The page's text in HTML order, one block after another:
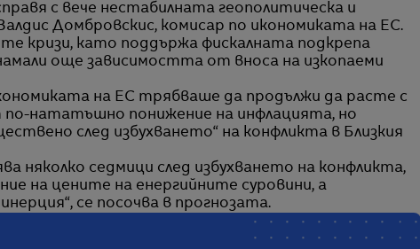
с вече нестабилната геополитическа и
Домбровскис, комисар по икономиката на ЕС.
кризи, като поддържа фискалната подкрепа
още зависимостта от вноса на изкопаеми
на ЕС трябваше да продължи да расте с
нататъшно понижение на инфлацията, но
след избухването“ на конфликта в Близкия
няколко седмици след избухването на конфликта,
на цените на енергийните суровини, а
се посочва в прогнозата.